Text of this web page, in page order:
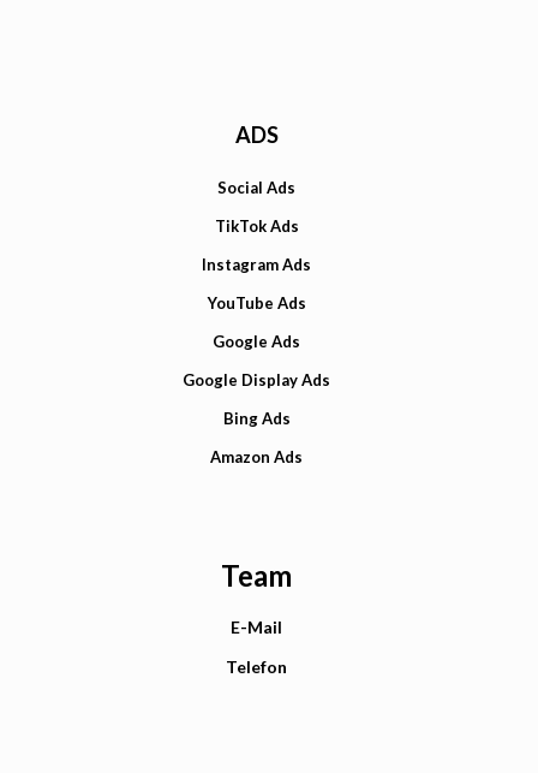
ADS
Social Ads
TikTok Ads
Instagram Ads
YouTube Ads
Google Ads
Google Display Ads
Bing Ads
Amazon Ads
Team
E-Mail
Telefon